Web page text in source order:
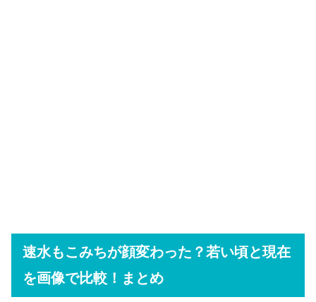
速水もこみちが顔変わった？若い頃と現在
を画像で比較！まとめ